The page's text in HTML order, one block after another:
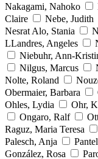
Nakagami, Nahoko
Claire
Nebe, Judith
Nesrat Alo, Stania
LLandres, Angeles
Niebuhr, Ann-
Nilgus, Marcus
Nolte, Roland
Obermaier, Barbara
Ohles, Lydia
Ohr,
Ongaro, Ralf
Raguz, Maria Teresa
Palesch, Anja
González, Rosa